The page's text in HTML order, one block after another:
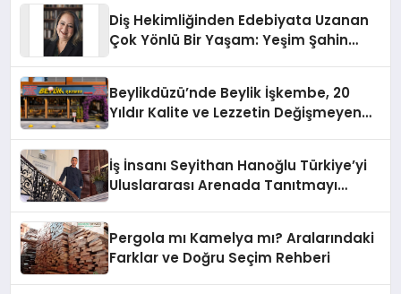
Diş Hekimliğinden Edebiyata Uzanan
Çok Yönlü Bir Yaşam: Yeşim Şahin
Beylikdüzü’nde Beylik İşkembe, 20
Yıldır Kalite ve Lezzetin Değişmeyen
İş İnsanı Seyithan Hanoğlu Türkiye’yi
Uluslararası Arenada Tanıtmayı
Pergola mı Kamelya mı? Aralarındaki
Farklar ve Doğru Seçim Rehberi